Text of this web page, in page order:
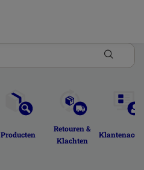
Producten
Retouren &
Klachten